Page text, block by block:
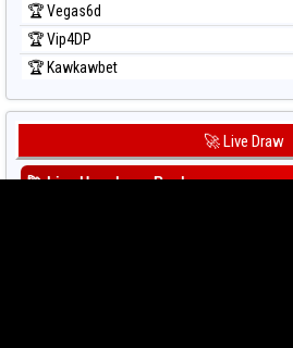
🏆 Vegas6d
🏆 Vip4DP
🏆 Kawkawbet
🚀 Live Draw
🚀 Live Hongkong Pools